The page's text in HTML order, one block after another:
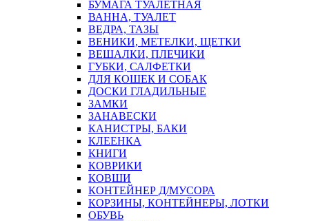
БУМАГА ТУАЛЕТНАЯ
ВАННА, ТУАЛЕТ
ВЕДРА, ТАЗЫ
ВЕНИКИ, МЕТЕЛКИ, ЩЕТКИ
ВЕШАЛКИ, ПЛЕЧИКИ
ГУБКИ, САЛФЕТКИ
ДЛЯ КОШЕК И СОБАК
ДОСКИ ГЛАДИЛЬНЫЕ
ЗАМКИ
ЗАНАВЕСКИ
КАНИСТРЫ, БАКИ
КЛЕЕНКА
КНИГИ
КОВРИКИ
КОВШИ
КОНТЕЙНЕР Д/МУСОРА
КОРЗИНЫ, КОНТЕЙНЕРЫ, ЛОТКИ
ОБУВЬ